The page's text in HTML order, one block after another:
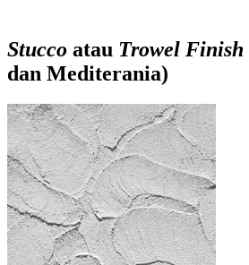
Stucco atau Trowel Finish
dan Mediterania)